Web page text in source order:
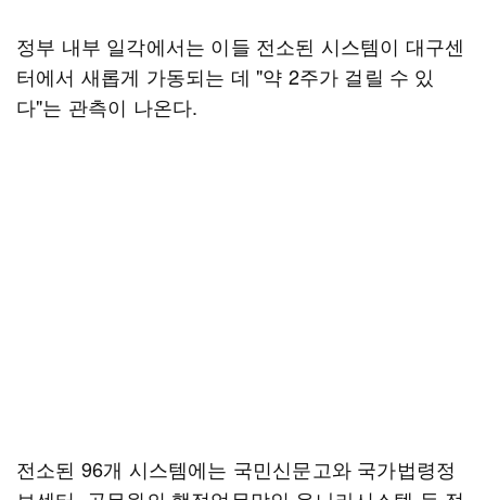
정부 내부 일각에서는 이들 전소된 시스템이 대구센
터에서 새롭게 가동되는 데 "약 2주가 걸릴 수 있
다"는 관측이 나온다.
전소된 96개 시스템에는 국민신문고와 국가법령정